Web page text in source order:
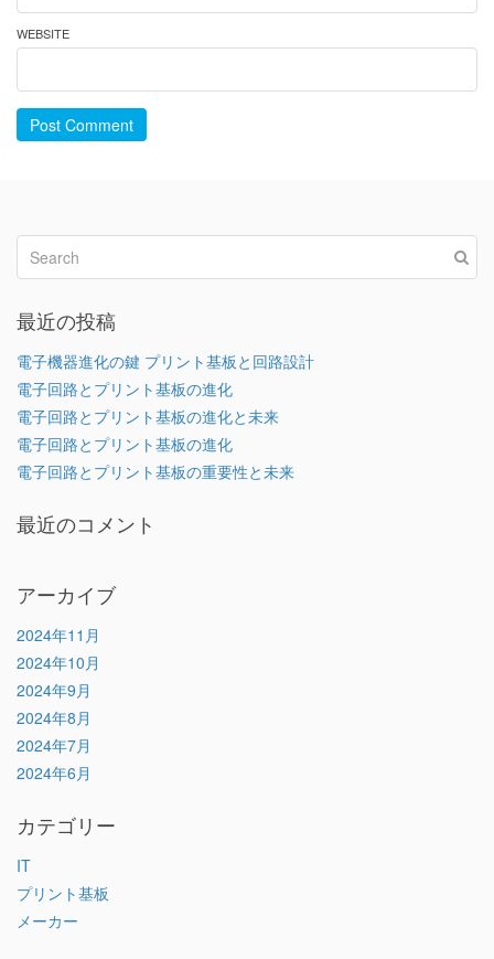
WEBSITE
Post Comment
最近の投稿
電子機器進化の鍵 プリント基板と回路設計
電子回路とプリント基板の進化
電子回路とプリント基板の進化と未来
電子回路とプリント基板の進化
電子回路とプリント基板の重要性と未来
最近のコメント
アーカイブ
2024年11月
2024年10月
2024年9月
2024年8月
2024年7月
2024年6月
カテゴリー
IT
プリント基板
メーカー